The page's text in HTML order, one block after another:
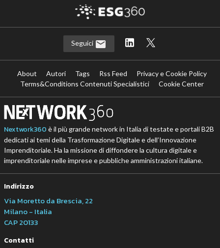
Seguici
About Autori Tags Rss Feed
Privacy e Cookie Policy
Terms&Conditions Contenuti Specialistici
Cookie Center
Nextwork360 è il più grande network in Italia di testate e portali B2B
dedicati ai temi della Trasformazione Digitale e dell’Innovazione
Imprenditoriale. Ha la missione di diffondere la cultura digitale e
imprenditoriale nelle imprese e pubbliche amministrazioni italiane.
Indirizzo
Via Moretto da Brescia, 22
Milano - Italia
CAP 20133
Contatti